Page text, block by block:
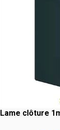
Lame clôture